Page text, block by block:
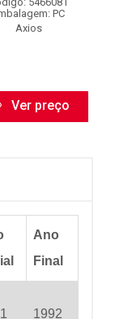
PC
Axios
Ver preço
Ano
Final
1992